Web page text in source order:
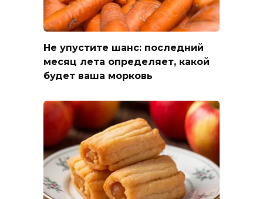
Не упустите шанс: последний
месяц лета определяет, какой
будет ваша морковь